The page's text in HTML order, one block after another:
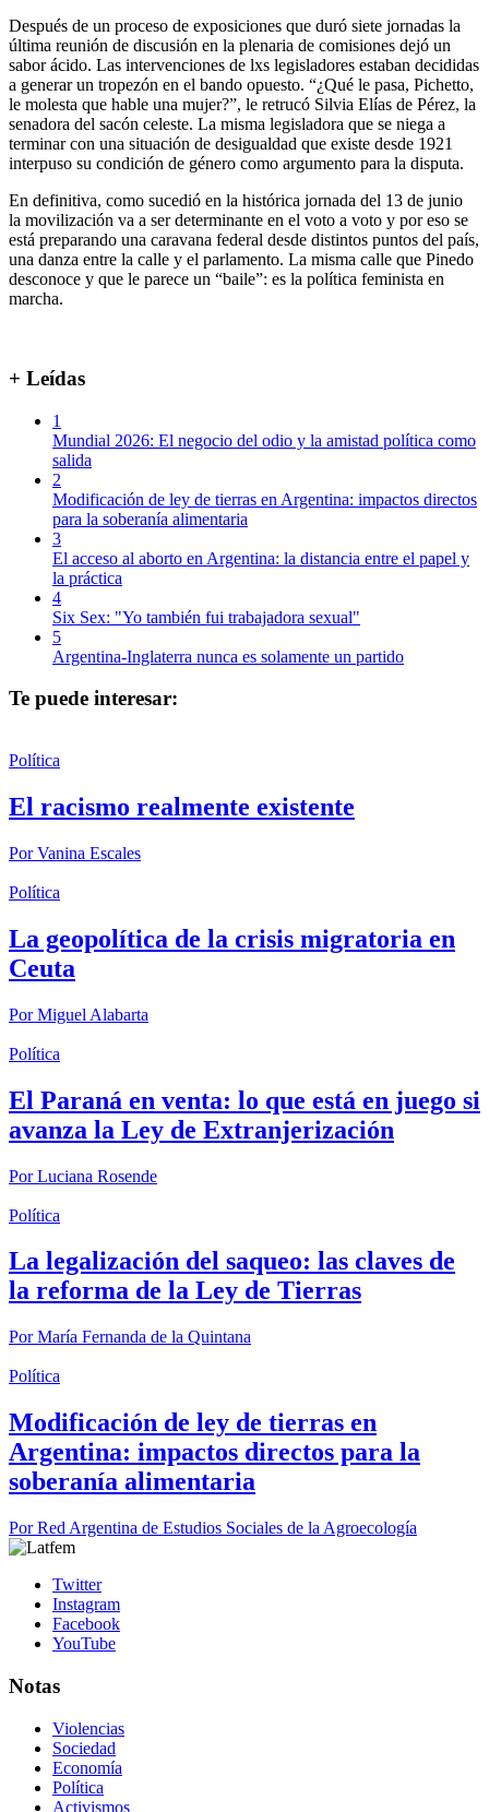
Después de un proceso de exposiciones que duró siete jornadas la
última reunión de discusión en la plenaria de comisiones dejó un
sabor ácido. Las intervenciones de lxs legisladores estaban decididas
a generar un tropezón en el bando opuesto. “¿Qué le pasa, Pichetto,
le molesta que hable una mujer?”, le retrucó Silvia Elías de Pérez, la
senadora del sacón celeste. La misma legisladora que se niega a
terminar con una situación de desigualdad que existe desde 1921
interpuso su condición de género como argumento para la disputa.
En definitiva, como sucedió en la histórica jornada del 13 de junio
la movilización va a ser determinante en el voto a voto y por eso se
está preparando una caravana federal desde distintos puntos del país,
una danza entre la calle y el parlamento. La misma calle que Pinedo
desconoce y que le parece un “baile”: es la política feminista en
marcha.
+ Leídas
1
Mundial 2026: El negocio del odio y la amistad política como
salida
2
Modificación de ley de tierras en Argentina: impactos directos
para la soberanía alimentaria
3
El acceso al aborto en Argentina: la distancia entre el papel y
la práctica
4
Six Sex: "Yo también fui trabajadora sexual"
5
Argentina-Inglaterra nunca es solamente un partido
Te puede interesar:
Política
El racismo realmente existente
PorVanina Escales
Política
La geopolítica de la crisis migratoria en
Ceuta
PorMiguel Alabarta
Política
El Paraná en venta: lo que está en juego si
avanza la Ley de Extranjerización
PorLuciana Rosende
Política
La legalización del saqueo: las claves de
la reforma de la Ley de Tierras
PorMaría Fernanda de la Quintana
Política
Modificación de ley de tierras en
Argentina: impactos directos para la
soberanía alimentaria
PorRed Argentina de Estudios Sociales de la Agroecología
Twitter
Instagram
Facebook
YouTube
Notas
Violencias
Sociedad
Economía
Política
Activismos